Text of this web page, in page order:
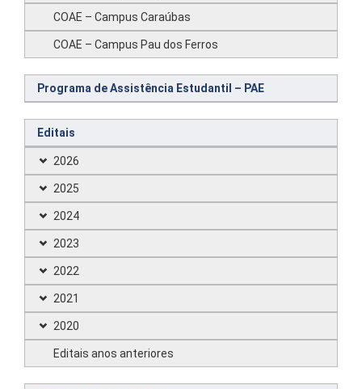
COAE – Campus Caraúbas
COAE – Campus Pau dos Ferros
Programa de Assistência Estudantil – PAE
Editais
2026
2025
2024
2023
2022
2021
2020
Editais anos anteriores